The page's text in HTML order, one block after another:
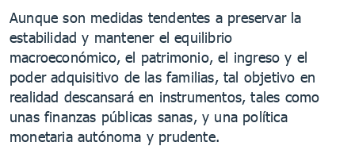
Aunque son medidas tendentes a preservar la
estabilidad y mantener el equilibrio
macroeconómico, el patrimonio, el ingreso y el
poder adquisitivo de las familias, tal objetivo en
realidad descansará en instrumentos, tales como
unas finanzas públicas sanas, y una política
monetaria autónoma y prudente.